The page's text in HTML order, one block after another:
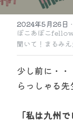
2024年5月26日 ·
ぽこあぽこ
聞いて！まるみ
少し前に・
らっしゃる先
「私は九州